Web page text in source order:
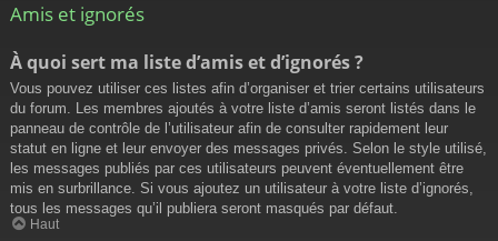
Amis et ignorés
À quoi sert ma liste d’amis et d’ignorés ?
Vous pouvez utiliser ces listes afin d’organiser et trier certains utilisateurs
du forum. Les membres ajoutés à votre liste d’amis seront listés dans le
panneau de contrôle de l’utilisateur afin de consulter rapidement leur
statut en ligne et leur envoyer des messages privés. Selon le style utilisé,
les messages publiés par ces utilisateurs peuvent éventuellement être
mis en surbrillance. Si vous ajoutez un utilisateur à votre liste d’ignorés,
tous les messages qu’il publiera seront masqués par défaut.
Haut